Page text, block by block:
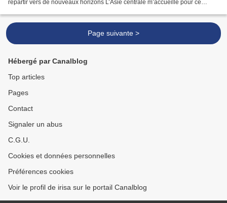
repartir vers de nouveaux horizons L’Asie centrale m’accueille pour ce
Page suivante >
Hébergé par Canalblog
Top articles
Pages
Contact
Signaler un abus
C.G.U.
Cookies et données personnelles
Préférences cookies
Voir le profil de irisa sur le portail Canalblog